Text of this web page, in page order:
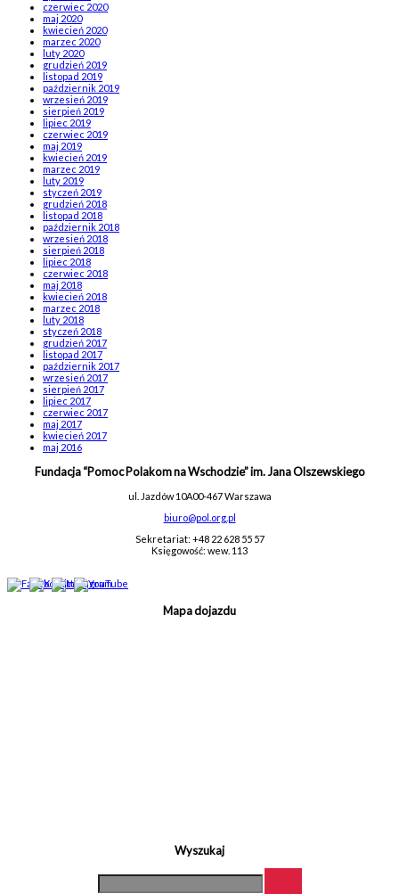
czerwiec 2020
maj 2020
kwiecień 2020
marzec 2020
luty 2020
grudzień 2019
listopad 2019
październik 2019
wrzesień 2019
sierpień 2019
lipiec 2019
czerwiec 2019
maj 2019
kwiecień 2019
marzec 2019
luty 2019
styczeń 2019
grudzień 2018
listopad 2018
październik 2018
wrzesień 2018
sierpień 2018
lipiec 2018
czerwiec 2018
maj 2018
kwiecień 2018
marzec 2018
luty 2018
styczeń 2018
grudzień 2017
listopad 2017
październik 2017
wrzesień 2017
sierpień 2017
lipiec 2017
czerwiec 2017
maj 2017
kwiecień 2017
maj 2016
Fundacja “Pomoc Polakom na Wschodzie” im. Jana Olszewskiego
ul. Jazdów 10A00-467 Warszawa
biuro@pol.org.pl
Sekretariat: +48 22 628 55 57
Księgowość: wew. 113
Mapa dojazdu
Wyszukaj